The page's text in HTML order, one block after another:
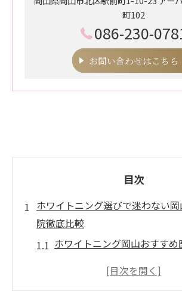
町102
086-230-
お問い合わせはこちら
目次
ホワイトニング選びで迷わない
院徹底比較
ホワイトニング岡山おすすめ
岡山市で人気のホワイトニン